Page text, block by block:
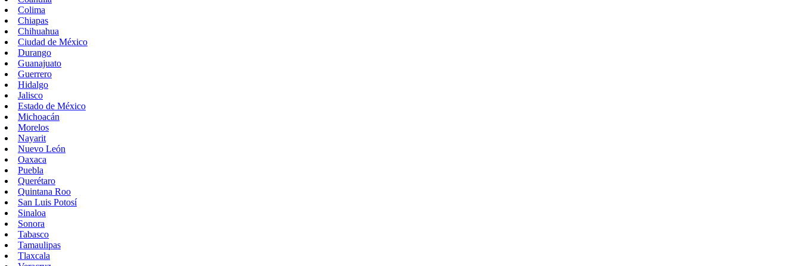
Colima
Chiapas
Chihuahua
Ciudad de México
Durango
Guanajuato
Guerrero
Hidalgo
Jalisco
Estado de México
Michoacán
Morelos
Nayarit
Nuevo León
Oaxaca
Puebla
Querétaro
Quintana Roo
San Luis Potosí
Sinaloa
Sonora
Tabasco
Tamaulipas
Tlaxcala